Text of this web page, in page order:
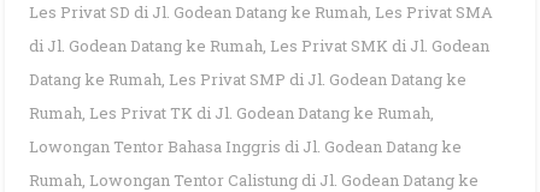
Les Privat SD di Jl. Godean Datang ke Rumah, Les Privat SMA
di Jl. Godean Datang ke Rumah, Les Privat SMK di Jl. Godean
Datang ke Rumah, Les Privat SMP di Jl. Godean Datang ke
Rumah, Les Privat TK di Jl. Godean Datang ke Rumah,
Lowongan Tentor Bahasa Inggris di Jl. Godean Datang ke
Rumah, Lowongan Tentor Calistung di Jl. Godean Datang ke